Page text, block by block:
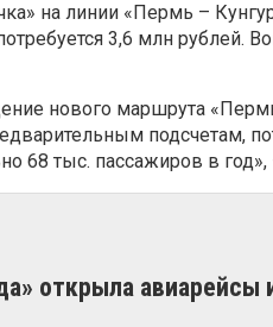
на линии «Пермь –
3,6 млн рублей.
нового маршрута
подсчетам,
68 тыс. пассажиров в
открыла авиарейсы